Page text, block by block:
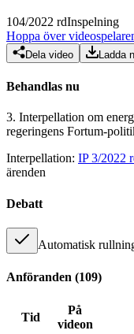
104/2022 rdInspelning
Hoppa över
Dela video Ladda
Behandlas nu
3. Interpellation om
regeringens Fortum-
Interpellation: IP 3/2022
ärenden
Debatt
Automatisk
Anföranden (109)
Tid
På
videon